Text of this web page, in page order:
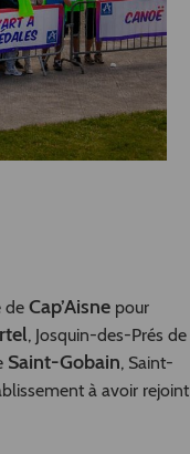
de Cap’Aisne pour
, Josquin-des-Prés de
Saint-Gobain, Saint-
à avoir rejoint